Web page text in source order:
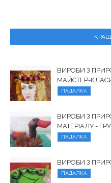
ВИРОБИ З
МАЙСТЕР-
ПАДАЛКА
ВИРОБИ З
МАТЕРІАЛУ -
ПАДАЛКА
ВИРОБИ З
ПАДАЛКА